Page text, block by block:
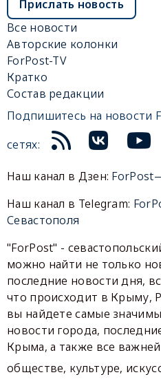
Прислать новость
Все новости
Авторские колонки
ForPost-TV
Кратко
Состав редакции
Подпишитесь на новости
сетях:
Наш канал в Дзен:
Наш канал в Telegram:
Севастополя
"ForPost" -
можно найти не только
последние новости дня,
что происходит в Крыму,
вы найдете самые
новости города,
Крыма, а также все
обществе, культуре,